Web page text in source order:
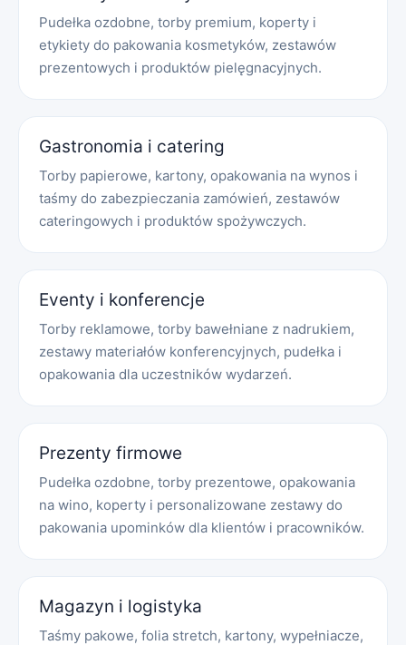
Pudełka ozdobne, torby premium, koperty i
etykiety do pakowania kosmetyków, zestawów
prezentowych i produktów pielęgnacyjnych.
Gastronomia i catering
Torby papierowe, kartony, opakowania na wynos i
taśmy do zabezpieczania zamówień, zestawów
cateringowych i produktów spożywczych.
Eventy i konferencje
Torby reklamowe, torby bawełniane z nadrukiem,
zestawy materiałów konferencyjnych, pudełka i
opakowania dla uczestników wydarzeń.
Prezenty firmowe
Pudełka ozdobne, torby prezentowe, opakowania
na wino, koperty i personalizowane zestawy do
pakowania upominków dla klientów i pracowników.
Magazyn i logistyka
Taśmy pakowe, folia stretch, kartony, wypełniacze,